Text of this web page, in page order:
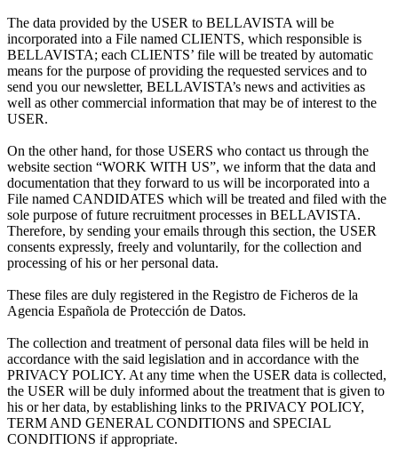
The data provided by the USER to BELLAVISTA will be
incorporated into a File named CLIENTS, which responsible is
BELLAVISTA; each CLIENTS’ file will be treated by automatic
means for the purpose of providing the requested services and to
send you our newsletter, BELLAVISTA’s news and activities as
well as other commercial information that may be of interest to the
USER.
On the other hand, for those USERS who contact us through the
website section “WORK WITH US”, we inform that the data and
documentation that they forward to us will be incorporated into a
File named CANDIDATES which will be treated and filed with the
sole purpose of future recruitment processes in BELLAVISTA.
Therefore, by sending your emails through this section, the USER
consents expressly, freely and voluntarily, for the collection and
processing of his or her personal data.
These files are duly registered in the Registro de Ficheros de la
Agencia Española de Protección de Datos.
The collection and treatment of personal data files will be held in
accordance with the said legislation and in accordance with the
PRIVACY POLICY. At any time when the USER data is collected,
the USER will be duly informed about the treatment that is given to
his or her data, by establishing links to the PRIVACY POLICY,
TERM AND GENERAL CONDITIONS and SPECIAL
CONDITIONS if appropriate.